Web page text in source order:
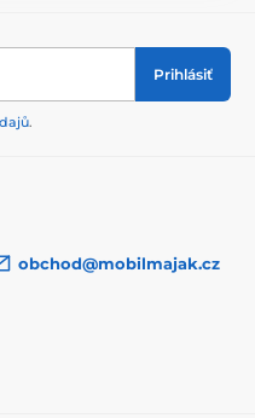
Prihlásiť
.
obchod@mobilmajak.cz